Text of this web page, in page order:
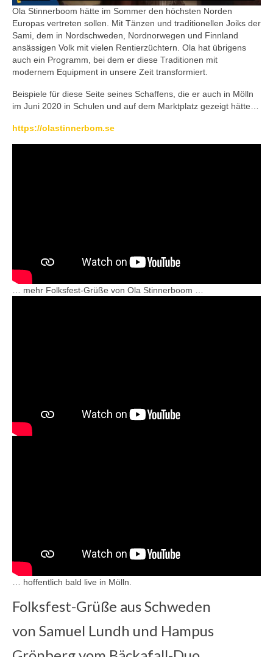
Ola Stinnerboom hätte im Sommer den höchsten Norden
Europas vertreten sollen. Mit Tänzen und traditionellen Joiks der
Sami, dem in Nordschweden, Nordnorwegen und Finnland
ansässigen Volk mit vielen Rentierzüchtern. Ola hat übrigens
auch ein Programm, bei dem er diese Traditionen mit
modernem Equipment in unsere Zeit transformiert.
Beispiele für diese Seite seines Schaffens, die er auch in Mölln
im Juni 2020 in Schulen und auf dem Marktplatz gezeigt hätte…
https://olastinnerbom.se
… mehr Folksfest-Grüße von Ola Stinnerboom …
… hoffentlich bald live in Mölln.
Folksfest-Grüße aus Schweden
von Samuel Lundh und Hampus